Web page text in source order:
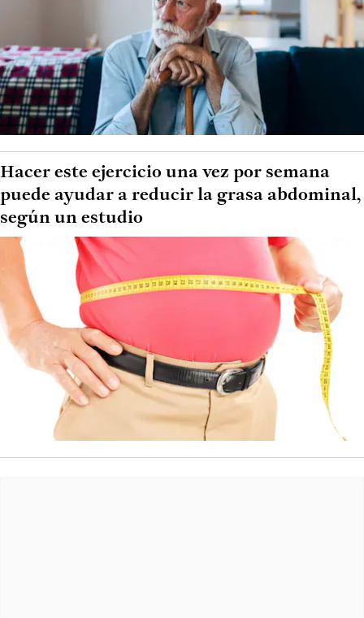
Hacer este ejercicio una vez por semana
puede ayudar a reducir la grasa abdominal,
según un estudio